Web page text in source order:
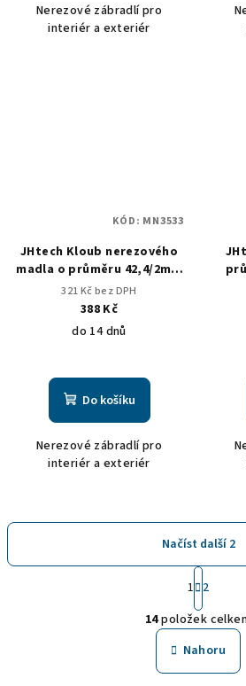
Nerezové zábradlí pro
interiér a exteriér
JHtech Kloub nerezového
madla o průměru 42,4/2mm
stavitelný
321 Kč bez DPH
388 Kč
do 14 dnů
Do košíku
Nerezové zábradlí pro
interiér a exteriér
KÓD: MN3533
O
v
l
á
Načíst další 2
S
t
r
á
n
k
o
1 2
14položek
Nahoru